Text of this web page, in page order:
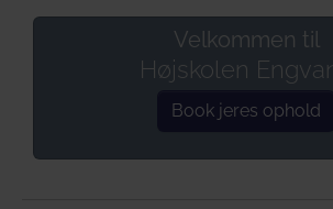
Velkommen til
Højskolen
Book jeres ophold